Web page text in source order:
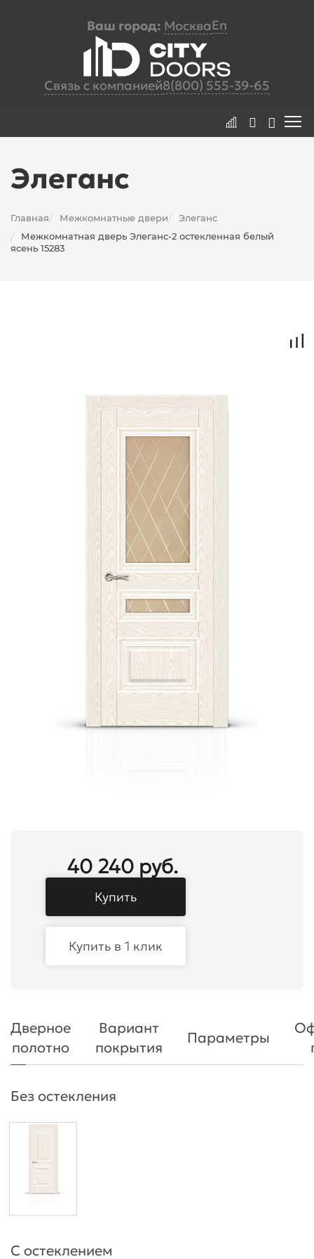
Ваш город: МоскваEn
Связь с компанией8(800) 555-39-65
Элеганс
Главная/ Межкомнатные двери/ Элеганс
/
Межкомнатная дверь Элеганс-2 остекленная белый
ясень 15283
40 240 руб.
Купить
Купить в 1 клик
Дверное
полотно
Вариант
покрытия
Параметры
Без остекления
С остеклением